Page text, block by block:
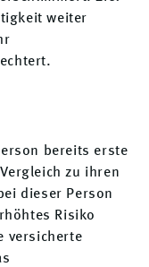
weiter
bereits erste
zu ihren
dieser Person
Risiko
versicherte